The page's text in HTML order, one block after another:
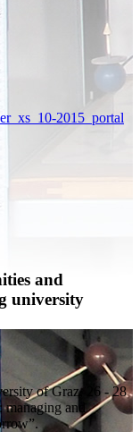
and
university
of Graz, 26 - 28
managing and